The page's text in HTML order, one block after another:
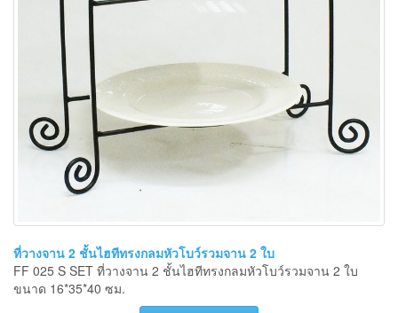
ที่วางจาน 2 ชั้นไฮทีทรงกลมหัวโบว์รวมจาน 2 ใบ
FF 025 S SET ที่วางจาน 2 ชั้นไฮทีทรงกลมหัวโบว์รวมจาน 2 ใบ
ขนาด 16*35*40 ซม.